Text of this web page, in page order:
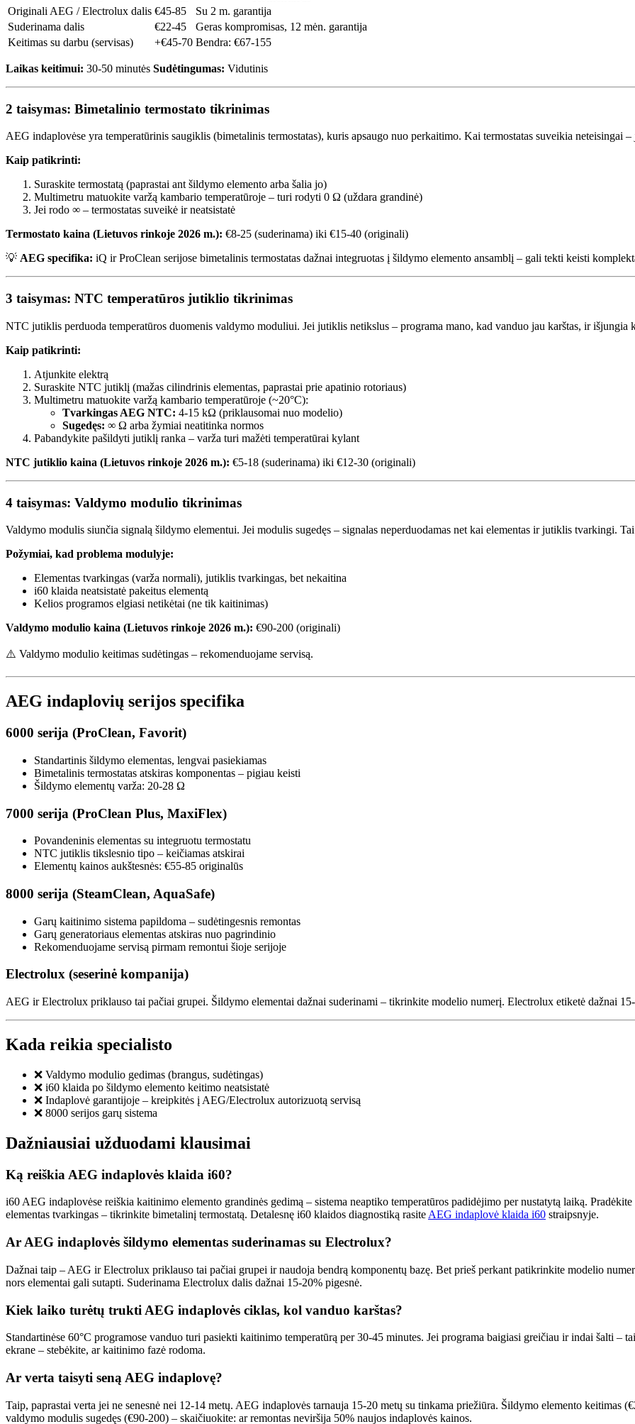
Originali AEG / Electrolux dalis €45-85
Su 2 m. garantija
Suderinama dalis
€22-45
Geras kompromisas, 12 mėn. garantija
Keitimas su darbu (servisas)
+€45-70 Bendra: €67-155
Laikas keitimui: 30-50 minutės Sudėtingumas: Vidutinis
2 taisymas: Bimetalinio termostato tikrinimas
AEG indaplovėse yra temperatūrinis saugiklis (bimetalinis termostatas), kuris apsaugo nuo perkaitimo. Kai termostatas suveikia neteisingai
Kaip patikrinti:
Suraskite termostatą (paprastai ant šildymo elemento arba šalia jo)
Multimetru matuokite varžą kambario temperatūroje – turi rodyti 0 Ω (uždara grandinė)
Jei rodo ∞ – termostatas suveikė ir neatsistatė
Termostato kaina (Lietuvos rinkoje 2026 m.): €8-25 (suderinama) iki €15-40 (originali)
💡 AEG specifika: iQ ir ProClean serijose bimetalinis termostatas dažnai integruotas į šildymo elemento ansamblį – gali tekti keisti
3 taisymas: NTC temperatūros jutiklio tikrinimas
NTC jutiklis perduoda temperatūros duomenis valdymo moduliui. Jei jutiklis netikslus – programa mano, kad vanduo jau karštas, ir išjungia
Kaip patikrinti:
Atjunkite elektrą
Suraskite NTC jutiklį (mažas cilindrinis elementas, paprastai prie apatinio rotoriaus)
Multimetru matuokite varžą kambario temperatūroje (~20°C):
Tvarkingas AEG NTC: 4-15 kΩ (priklausomai nuo modelio)
Sugedęs: ∞ Ω arba žymiai neatitinka normos
Pabandykite pašildyti jutiklį ranka – varža turi mažėti temperatūrai kylant
NTC jutiklio kaina (Lietuvos rinkoje 2026 m.): €5-18 (suderinama) iki €12-30 (originali)
4 taisymas: Valdymo modulio tikrinimas
Valdymo modulis siunčia signalą šildymo elementui. Jei modulis sugedęs – signalas neperduodamas net kai elementas ir jutiklis tvarkingi.
Požymiai, kad problema modulyje:
Elementas tvarkingas (varža normali), jutiklis tvarkingas, bet nekaitina
i60 klaida neatsistatė pakeitus elementą
Kelios programos elgiasi netikėtai (ne tik kaitinimas)
Valdymo modulio kaina (Lietuvos rinkoje 2026 m.): €90-200 (originali)
⚠️ Valdymo modulio keitimas sudėtingas – rekomenduojame servisą.
AEG indaplovių serijos specifika
6000 serija (ProClean, Favorit)
Standartinis šildymo elementas, lengvai pasiekiamas
Bimetalinis termostatas atskiras komponentas – pigiau keisti
Šildymo elementų varža: 20-28 Ω
7000 serija (ProClean Plus, MaxiFlex)
Povandeninis elementas su integruotu termostatu
NTC jutiklis tikslesnio tipo – keičiamas atskirai
Elementų kainos aukštesnės: €55-85 originalūs
8000 serija (SteamClean, AquaSafe)
Garų kaitinimo sistema papildoma – sudėtingesnis remontas
Garų generatoriaus elementas atskiras nuo pagrindinio
Rekomenduojame servisą pirmam remontui šioje serijoje
Electrolux (seserinė kompanija)
AEG ir Electrolux priklauso tai pačiai grupei. Šildymo elementai dažnai suderinami – tikrinkite modelio numerį. Electrolux etiketė dažnai
Kada reikia specialisto
❌ Valdymo modulio gedimas (brangus, sudėtingas)
❌ i60 klaida po šildymo elemento keitimo neatsistatė
❌ Indaplovė garantijoje – kreipkitės į AEG/Electrolux autorizuotą servisą
❌ 8000 serijos garų sistema
Dažniausiai užduodami klausimai
Ką reiškia AEG indaplovės klaida i60?
i60 AEG indaplovėse reiškia kaitinimo elemento grandinės gedimą – sistema neaptiko temperatūros padidėjimo per nustatytą laiką.
elementas tvarkingas – tikrinkite bimetalinį termostatą. Detalesnę i60 klaidos diagnostiką rasiteAEG indaplovė klaida i60 straipsnyje.
Ar AEG indaplovės šildymo elementas suderinamas su Electrolux?
Dažnai taip – AEG ir Electrolux priklauso tai pačiai grupei ir naudoja bendrą komponentų bazę. Bet prieš perkant patikrinkite modelio
nors elementai gali sutapti. Suderinama Electrolux dalis dažnai 15-20% pigesnė.
Kiek laiko turėtų trukti AEG indaplovės ciklas, kol vanduo karštas?
Standartinėse 60°C programose vanduo turi pasiekti kaitinimo temperatūrą per 30-45 minutes. Jei programa baigiasi greičiau ir indai šalti –
ekrane – stebėkite, ar kaitinimo fazė rodoma.
Ar verta taisyti seną AEG indaplovę?
Taip, paprastai verta jei ne senesnė nei 12-14 metų. AEG indaplovės tarnauja 15-20 metų su tinkama priežiūra. Šildymo elemento keitimas
valdymo modulis sugedęs (€90-200) – skaičiuokite: ar remontas neviršija 50% naujos indaplovės kainos.